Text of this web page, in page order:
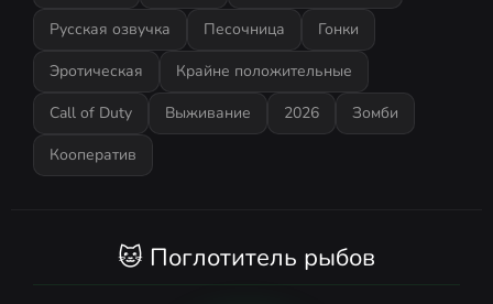
Русская озвучка
Песочница
Гонки
Эротическая
Крайне положительные
Call of Duty
Выживание 2026
Зомби
Кооператив
🐱 Поглотитель рыбов